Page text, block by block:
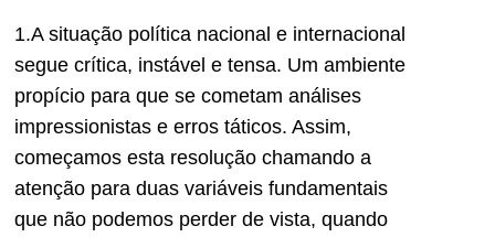
1.A situação política nacional e internacional
segue crítica, instável e tensa. Um ambiente
propício para que se cometam análises
impressionistas e erros táticos. Assim,
começamos esta resolução chamando a
atenção para duas variáveis fundamentais
que não podemos perder de vista, quando